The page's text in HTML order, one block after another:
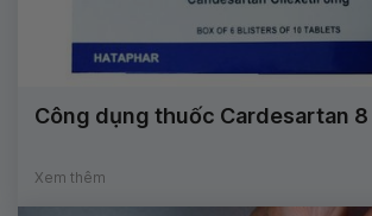
Công dụng thuốc Cardesartan 8
Xem thêm